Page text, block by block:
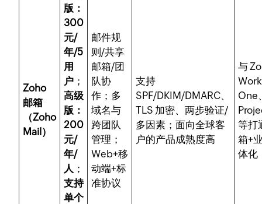
Zoho
邮箱
（Zoho
Mail）
版：
300
元/
年/5
用
户 ；
高级
版：
200
元/
年/
人 ；
支持
单个
邮件规
则/共享
邮箱/团
队协
作；多
域名与
跨团队
管理；
Web+移
动端+标
准协议
支持
SPF/DKIM/DMARC、
TLS 加密、两步验证/
多因素；面向全球客
户的产品成熟度高
与
One
等打
箱+
体化